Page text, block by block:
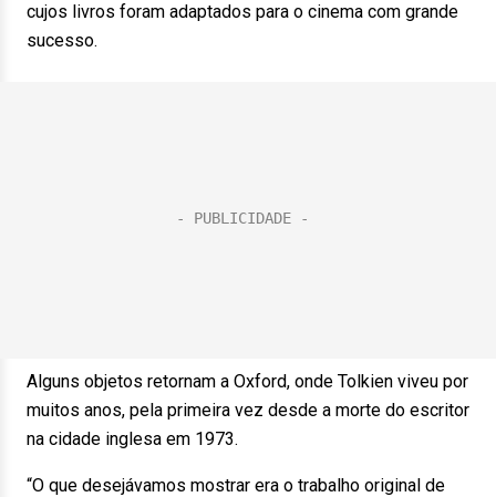
cujos livros foram adaptados para o cinema com grande
sucesso.
Alguns objetos retornam a Oxford, onde Tolkien viveu por
muitos anos, pela primeira vez desde a morte do escritor
na cidade inglesa em 1973.
“O que desejávamos mostrar era o trabalho original de